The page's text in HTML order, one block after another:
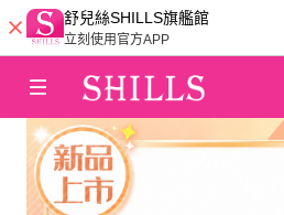
舒兒絲SHILLS旗艦館
立刻使用官方APP